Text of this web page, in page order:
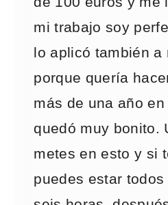
mi trabajo soy
lo aplicó también a
porque quería
más de una año
quedó muy bonito.
metes en esto y si
puedes estar